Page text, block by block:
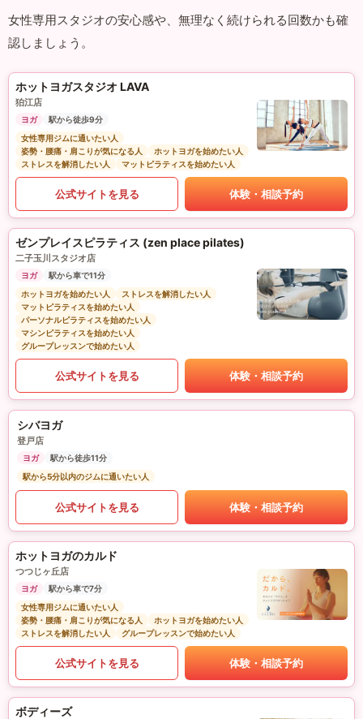
女性専用スタジオの安心感や、無理なく続けられる回数かも確
認しましょう。
ホットヨガスタジオ LAVA
狛江店
ヨガ
駅から徒歩9分
女性専用ジムに通いたい人
姿勢・腰痛・肩こりが気になる人
ホットヨガを始めたい人
ストレスを解消したい人
マットピラティスを始めたい人
公式サイトを見る 体験・相談予約
ゼンプレイスピラティス (zen place pilates)
二子玉川スタジオ店
ヨガ
駅から車で11分
ホットヨガを始めたい人
ストレスを解消したい人
マットピラティスを始めたい人
パーソナルピラティスを始めたい人
マシンピラティスを始めたい人
グループレッスンで始めたい人
公式サイトを見る 体験・相談予約
シバヨガ
登戸店
ヨガ
駅から徒歩11分
駅から5分以内のジムに通いたい人
公式サイトを見る 体験・相談予約
ホットヨガのカルド
つつじヶ丘店
ヨガ
駅から車で7分
女性専用ジムに通いたい人
姿勢・腰痛・肩こりが気になる人
ホットヨガを始めたい人
ストレスを解消したい人
グループレッスンで始めたい人
公式サイトを見る 体験・相談予約
ボディーズ